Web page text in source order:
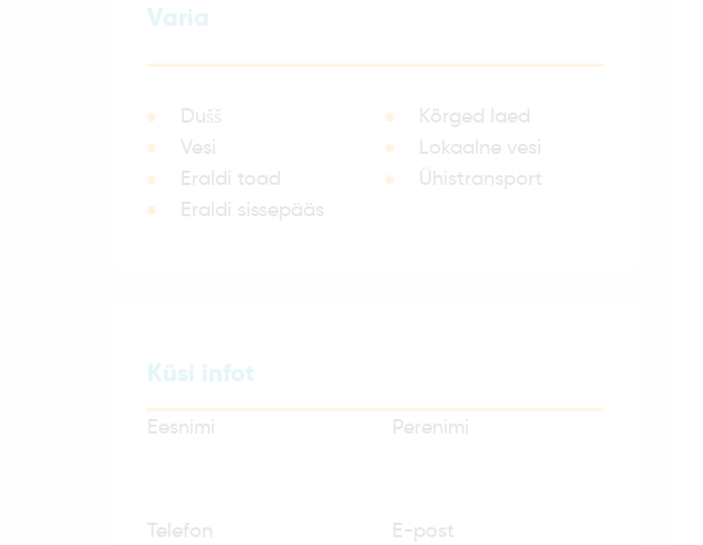
Varia
Dušš
Vesi
Eraldi toad
Eraldi sissepääs
Kõrged laed
Lokaalne vesi
Ühistransport
Küsi infot
Eesnimi Perenimi
Telefon E-post